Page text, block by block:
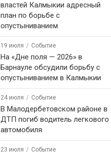
властей Калмыкии адресный
план по борьбе с
опустыниванием
19 июля Событие
На «Дне поля — 2026» в
Барнауле обсудили борьбу с
опустыниванием в Калмыкии
24 июля Событие
В Малодербетовском районе в
ДТП погиб водитель легкового
автомобиля
23 июля Событие